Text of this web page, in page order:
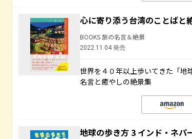
心に寄り添う台湾のことばと
BOOKS 旅の名言＆絶景
2022.11.04 発売
世界を４０年以上歩いてきた「地
名言と癒やしの絶景集
地球の歩き方 3 インド・ネパ